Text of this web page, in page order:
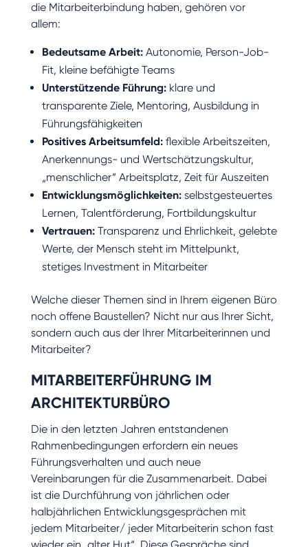
die Mitarbeiterbindung haben, gehören vor
allem:
Bedeutsame Arbeit:Autonomie, Person-Job-
Fit, kleine befähigte Teams
Unterstützende Führung:klare und
transparente Ziele, Mentoring, Ausbildung in
Führungsfähigkeiten
Positives Arbeitsumfeld:flexible Arbeitszeiten,
Anerkennungs- und Wertschätzungskultur,
„menschlicher“ Arbeitsplatz, Zeit für Auszeiten
Entwicklungsmöglichkeiten:selbstgesteuertes
Lernen, Talentförderung, Fortbildungskultur
Vertrauen:Transparenz und Ehrlichkeit, gelebte
Werte, der Mensch steht im Mittelpunkt,
stetiges Investment in Mitarbeiter
Welche dieser Themen sind in Ihrem eigenen Büro
noch offene Baustellen? Nicht nur aus Ihrer Sicht,
sondern auch aus der Ihrer Mitarbeiterinnen und
Mitarbeiter?
MITARBEITERFÜHRUNG IM
ARCHITEKTURBÜRO
Die in den letzten Jahren entstandenen
Rahmenbedingungen erfordern ein neues
Führungsverhalten und auch neue
Vereinbarungen für die Zusammenarbeit. Dabei
ist die Durchführung von jährlichen oder
halbjährlichen Entwicklungsgesprächen mit
jedem Mitarbeiter/ jeder Mitarbeiterin schon fast
wieder ein „alter Hut“. Diese Gespräche sind